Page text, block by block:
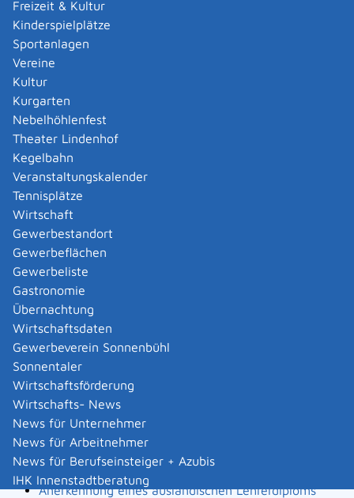
Freizeit & Kultur
Kinderspielplätze
Sportanlagen
Vereine
Kultur
Kurgarten
Nebelhöhlenfest
Theater Lindenhof
Kegelbahn
Veranstaltungskalender
Tennisplätze
Wirtschaft
Gewerbestandort
Gewerbeflächen
Gewerbeliste
Gastronomie
Übernachtung
Wirtschaftsdaten
Gewerbeverein Sonnenbühl
Sonnentaler
Wirtschaftsförderung
Wirtschafts- News
News für Unternehmer
News für Arbeitnehmer
News für Berufseinsteiger + Azubis
IHK Innenstadtberatung
Ruhestand beantragen
Altersrente für besonders langjährig Versicherte
beantragen
Altersrente für schwerbehinderte Menschen
beantragen
Amtliche Meldebestätigung ausstellen
Andere Strafanzeige stellen
Änderung bezüglich des Betriebs gentechnischer
Anlagen mitteilen
Änderung der Gemeinschaftslizenz beantragen
Änderung des Entwicklungsziels einer Ökokonto-
Maßnahme beantragen
Änderung des Wohnsitzes innerhalb derselben
Stadt oder Gemeinde melden
Änderung nach Beantragung oder bei Bezug von
Bürgergeld mitteilen
Änderung persönlicher Daten der Hochschule
mitteilen
Änderungen an die Krankenkasse melden
Anerkennung als gemeinnützige Stiftung
beantragen
Anerkennung als Pharmaberater beantragen
Anerkennung als Prüf-, Zertifizierung- oder
Überwachungsstelle (PÜZ-Stelle) nach
Landesbauordnung
Anerkennung eines ausländischen Lehrerdiploms